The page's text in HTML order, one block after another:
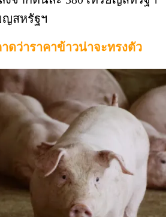
ญสหรัฐฯ
ดว่าราคาข้าวน่าจะทรงตัว